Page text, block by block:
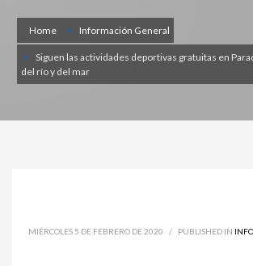
Home Información General
Siguen las actividades deportivas gratuitas en
del río y del mar
MIÉRCOLES 5 DE FEBRERO DE 2020 / PUBLISHED IN